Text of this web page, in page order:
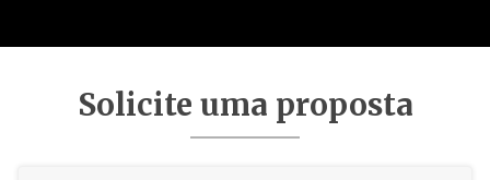
Solicite uma proposta